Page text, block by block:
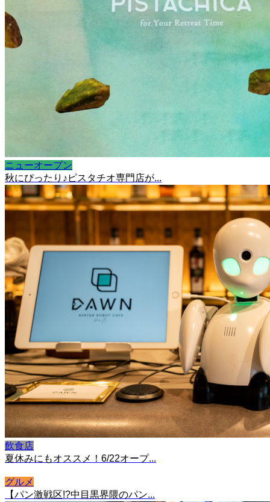
ニューオープン
秋にぴったり♪ピスタチオ専門店が...
飲食店
夏休みにもオススメ！6/22オープ...
グルメ
【パン激戦区!?中目黒界隈のパン...